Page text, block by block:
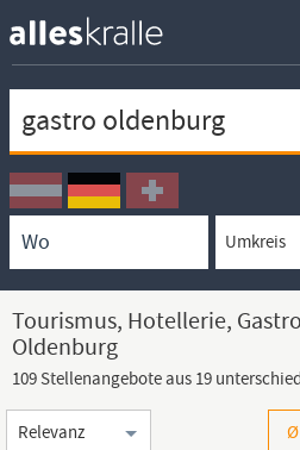
Ortssuche
Umkreissuche
Arbeitsform
Tourismus, Hotellerie,
Oldenburg
109 Stellenangebote aus 19
Sortierung
Ø